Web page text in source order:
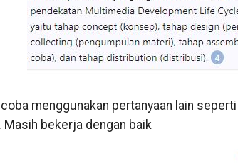
menggunakan pertanyaan lain
Masih bekerja dengan baik